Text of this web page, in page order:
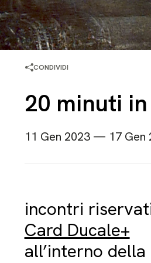
CONDIVIDI
20 minuti
11 Gen 2023 — 17 Gen
incontri
Card Ducale+
all’interno